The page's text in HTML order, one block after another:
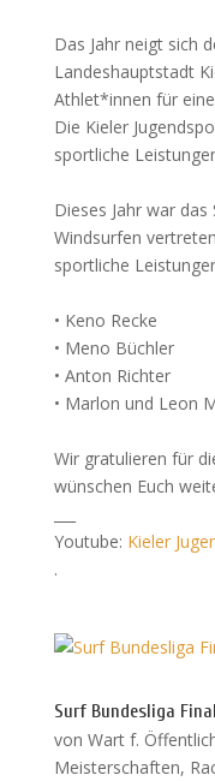
Das Jahr neigt sich
Landeshauptstadt
Athlet*innen für
Die Kieler
sportliche
Dieses Jahr war das
Windsurfen
sportliche
• Keno Recke
• Meno Büchler
• Anton Richter
• Marlon und Leon
Wir gratulieren für
wünschen Euch
Youtube: Kieler
.
Surf Bundesliga
von Wart f.
Meisterschaften,